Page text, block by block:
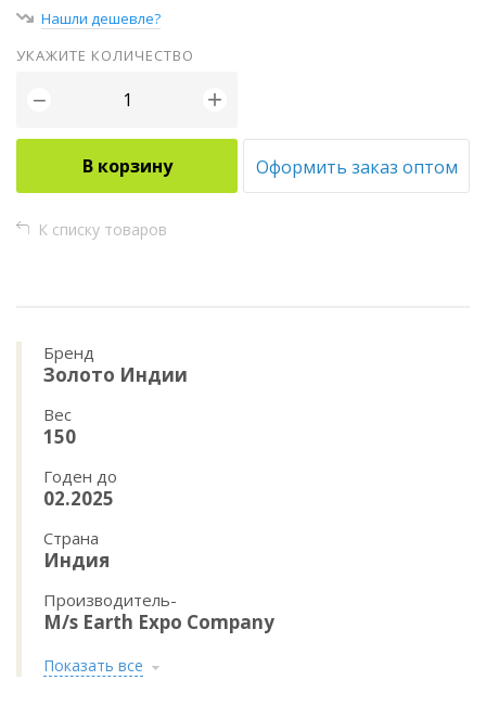
Нашли дешевле?
УКАЖИТЕ КОЛИЧЕСТВО
− +
В корзину Оформить заказ оптом
К списку товаров
Бренд
Золото Индии
Вес
150
Годен до
02.2025
Страна
Индия
Производитель-
M/s Earth Expo Company
Показать все